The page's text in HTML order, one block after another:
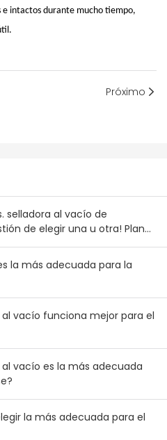
intactos durante mucho tiempo,
Próximo
selladora al vacío de
de elegir una u otra! Plan
para mayoristas australianos
la más adecuada para la
vacío funciona mejor para el
vacío es la más adecuada
la más adecuada para el